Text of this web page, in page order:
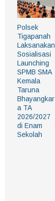
Polsek
Tigapanah
Laksanakan
Sosialisasi
Launching
SPMB SMA
Kemala
Taruna
Bhayangkar
a TA
2026/2027
di Enam
Sekolah